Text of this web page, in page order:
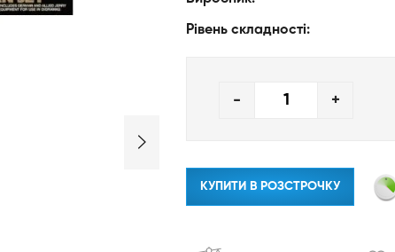
Рівень складності:
- +
КУПИТИ В РОЗСТРОЧКУ